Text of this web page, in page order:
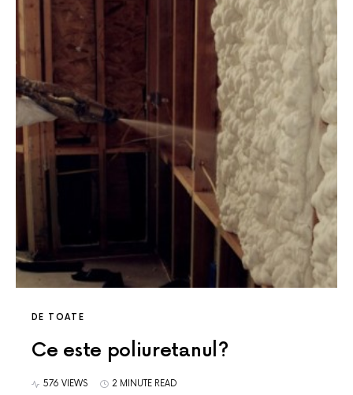
DE TOATE
Ce este poliuretanul?
576 VIEWS 2 MINUTE READ